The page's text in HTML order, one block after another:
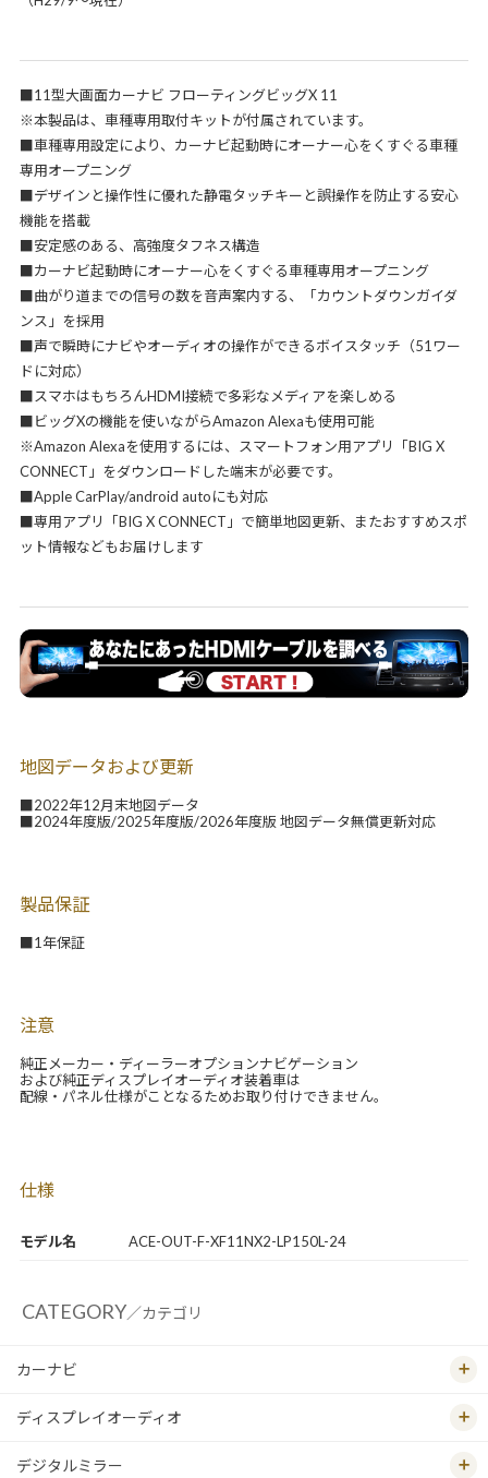
モデル名 ACE-OUT-F-XF11NX2-LP150L-24
■11型大画面カーナビ フローティングビッグX 11
※本製品は、車種専用取付キットが付属されています。
■車種専用設定により、カーナビ起動時にオーナー心をくすぐる車種
専用オープニング
■デザインと操作性に優れた静電タッチキーと誤操作を防止する安心
機能を搭載
■安定感のある、高強度タフネス構造
■カーナビ起動時にオーナー心をくすぐる車種専用オープニング
■曲がり道までの信号の数を音声案内する、「カウントダウンガイダ
ンス」を採用
■声で瞬時にナビやオーディオの操作ができるボイスタッチ（51ワー
ドに対応）
■スマホはもちろんHDMI接続で多彩なメディアを楽しめる
■ビッグXの機能を使いながらAmazon Alexaも使用可能
※Amazon Alexaを使用するには、スマートフォン用アプリ「BIG X
CONNECT」をダウンロードした端末が必要です。
■Apple CarPlay/android autoにも対応
■専用アプリ「BIG X CONNECT」で簡単地図更新、またおすすめスポ
ット情報などもお届けします
地図データおよび更新
■2022年12月末地図データ
■2024年度版/2025年度版/2026年度版 地図データ無償更新対応
製品保証
■1年保証
注意
純正メーカー・ディーラーオプションナビゲーション
および純正ディスプレイオーディオ装着車は
配線・パネル仕様がことなるためお取り付けできません。
仕様
CATEGORY／カテゴリ
カーナビ
ディスプレイオーディオ
デジタルミラー